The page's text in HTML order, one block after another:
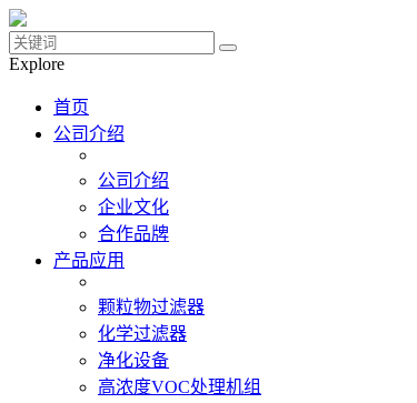
Explore
首页
公司介绍
公司介绍
企业文化
合作品牌
产品应用
颗粒物过滤器
化学过滤器
净化设备
高浓度VOC处理机组